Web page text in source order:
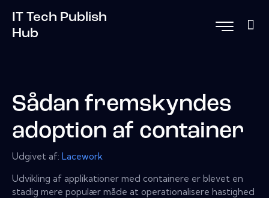
IT Tech Publish
Hub
Sådan fremskyndes
adoption af container
Udgivet af: Lacework
Udvikling af applikationer med containere er blevet en
stadig mere populær måde at operationalisere hastighed